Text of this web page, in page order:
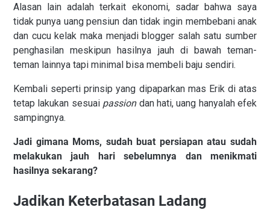
Alasan lain adalah terkait ekonomi, sadar bahwa saya
tidak punya uang pensiun dan tidak ingin membebani anak
dan cucu kelak maka menjadi blogger salah satu sumber
penghasilan meskipun hasilnya jauh di bawah teman-
teman lainnya tapi minimal bisa membeli baju sendiri.
Kembali seperti prinsip yang dipaparkan mas Erik di atas
tetap lakukan sesuai passiondan hati, uang hanyalah efek
sampingnya.
Jadi gimana Moms, sudah buat persiapan atau sudah
melakukan jauh hari sebelumnya dan menikmati
hasilnya sekarang?
Jadikan Keterbatasan Ladang